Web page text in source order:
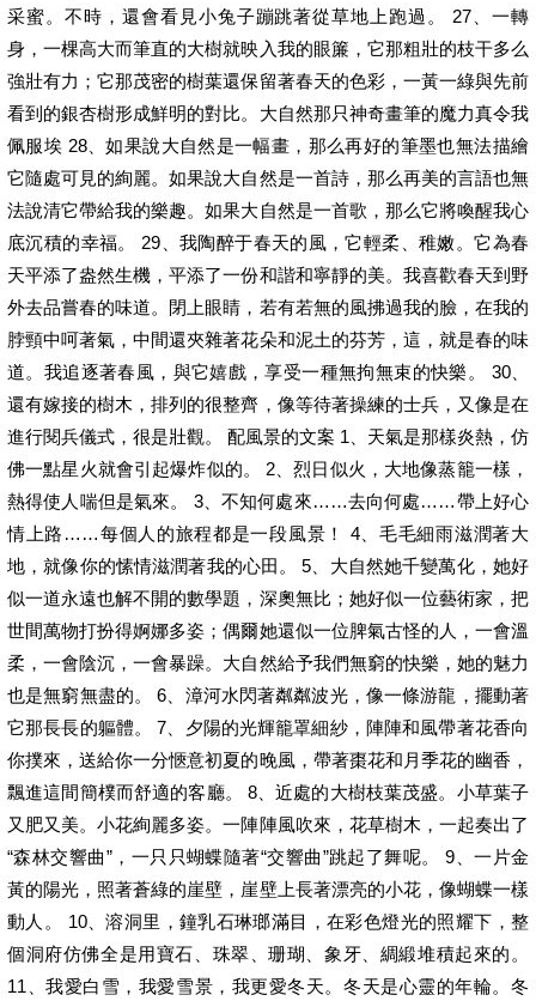
采蜜。不時，還會看見小兔子蹦跳著從草地上跑過。 27、一轉
身，一棵高大而筆直的大樹就映入我的眼簾，它那粗壯的枝干多么
強壯有力；它那茂密的樹葉還保留著春天的色彩，一黃一綠與先前
看到的銀杏樹形成鮮明的對比。大自然那只神奇畫筆的魔力真令我
佩服埃 28、如果說大自然是一幅畫，那么再好的筆墨也無法描繪
它隨處可見的絢麗。如果說大自然是一首詩，那么再美的言語也無
法說清它帶給我的樂趣。如果大自然是一首歌，那么它將喚醒我心
底沉積的幸福。 29、我陶醉于春天的風，它輕柔、稚嫩。它為春
天平添了盎然生機，平添了一份和諧和寧靜的美。我喜歡春天到野
外去品嘗春的味道。閉上眼睛，若有若無的風拂過我的臉，在我的
脖頸中呵著氣，中間還夾雜著花朵和泥土的芬芳，這，就是春的味
道。我追逐著春風，與它嬉戲，享受一種無拘無束的快樂。 30、
還有嫁接的樹木，排列的很整齊，像等待著操練的士兵，又像是在
進行閱兵儀式，很是壯觀。 配風景的文案 1、天氣是那樣炎熱，仿
佛一點星火就會引起爆炸似的。 2、烈日似火，大地像蒸籠一樣，
熱得使人喘但是氣來。 3、不知何處來……去向何處……帶上好心
情上路……每個人的旅程都是一段風景！ 4、毛毛細雨滋潤著大
地，就像你的愫情滋潤著我的心田。 5、大自然她千變萬化，她好
似一道永遠也解不開的數學題，深奧無比；她好似一位藝術家，把
世間萬物打扮得婀娜多姿；偶爾她還似一位脾氣古怪的人，一會溫
柔，一會陰沉，一會暴躁。大自然給予我們無窮的快樂，她的魅力
也是無窮無盡的。 6、漳河水閃著粼粼波光，像一條游龍，擺動著
它那長長的軀體。 7、夕陽的光輝籠罩細紗，陣陣和風帶著花香向
你撲來，送給你一分愜意初夏的晚風，帶著棗花和月季花的幽香，
飄進這間簡樸而舒適的客廳。 8、近處的大樹枝葉茂盛。小草葉子
又肥又美。小花絢麗多姿。一陣陣風吹來，花草樹木，一起奏出了
“森林交響曲”，一只只蝴蝶隨著“交響曲”跳起了舞呢。 9、一片金
黃的陽光，照著蒼綠的崖壁，崖壁上長著漂亮的小花，像蝴蝶一樣
動人。 10、溶洞里，鐘乳石琳瑯滿目，在彩色燈光的照耀下，整
個洞府仿佛全是用寶石、珠翠、珊瑚、象牙、綢緞堆積起來的。
11、我愛白雪，我愛雪景，我更愛冬天。冬天是心靈的年輪。冬